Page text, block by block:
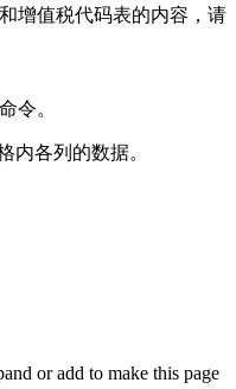
增值税代码表的内容，请
令。
内各列的数据。
or add to make this page